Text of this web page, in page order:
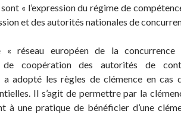
« l’expression du régime de
et des autorités nationales de
« réseau européen de la
de coopération des autorités de
a adopté les règles de clémence en cas
Il s’agit de permettre par la
à une pratique de bénéficier d’une